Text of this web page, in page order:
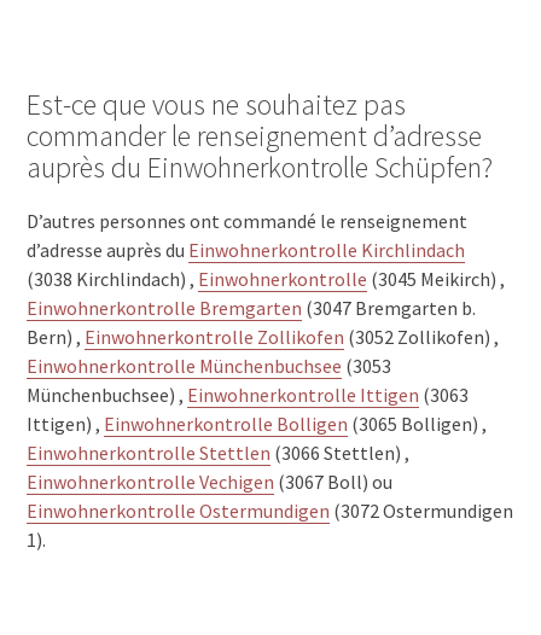
Est-ce que vous ne souhaitez pas
commander le renseignement d’adresse
auprès du Einwohnerkontrolle Schüpfen?
D’autres personnes ont commandé le renseignement
d’adresse auprès du Einwohnerkontrolle Kirchlindach
(3038 Kirchlindach) , Einwohnerkontrolle (3045 Meikirch) ,
Einwohnerkontrolle Bremgarten (3047 Bremgarten b.
Bern) , Einwohnerkontrolle Zollikofen (3052 Zollikofen) ,
Einwohnerkontrolle Münchenbuchsee (3053
Münchenbuchsee) , Einwohnerkontrolle Ittigen (3063
Ittigen) , Einwohnerkontrolle Bolligen (3065 Bolligen) ,
Einwohnerkontrolle Stettlen (3066 Stettlen) ,
Einwohnerkontrolle Vechigen (3067 Boll) ou
Einwohnerkontrolle Ostermundigen (3072 Ostermundigen
1).